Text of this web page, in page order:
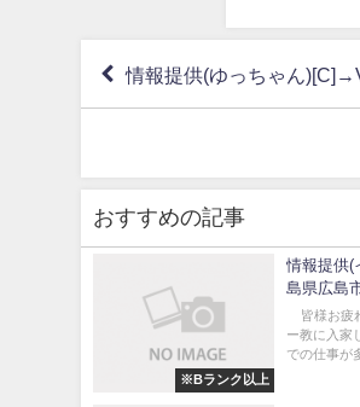
情報提供(ゆっちゃん
おすすめの記事
※Bランク以上
情報提供(
島県広島
皆様お疲
ー教に入家
での仕事が